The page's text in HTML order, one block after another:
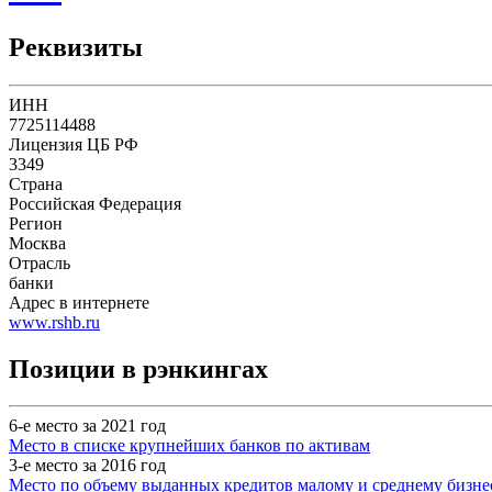
Реквизиты
ИНН
7725114488
Лицензия ЦБ РФ
3349
Страна
Российская Федерация
Регион
Москва
Отрасль
банки
Адрес в интернете
www.rshb.ru
Позиции в рэнкингах
6-е место за 2021 год
Место в списке крупнейших банков по активам
3-е место за 2016 год
Место по объему выданных кредитов малому и среднему